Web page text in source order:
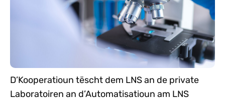
D’Kooperatioun tëscht dem LNS an de private
Laboratoiren an d’Automatisatioun am LNS